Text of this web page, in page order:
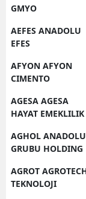
GMYO
AEFES ANADOLU
EFES
AFYON AFYON
CIMENTO
AGESA AGESA
HAYAT EMEKLILIK
AGHOL ANADOLU
GRUBU HOLDING
AGROT
TEKNOLOJI